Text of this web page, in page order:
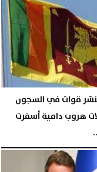
تنشر قوات في السجون
هروب دامية أسفرت
05:32 مـ